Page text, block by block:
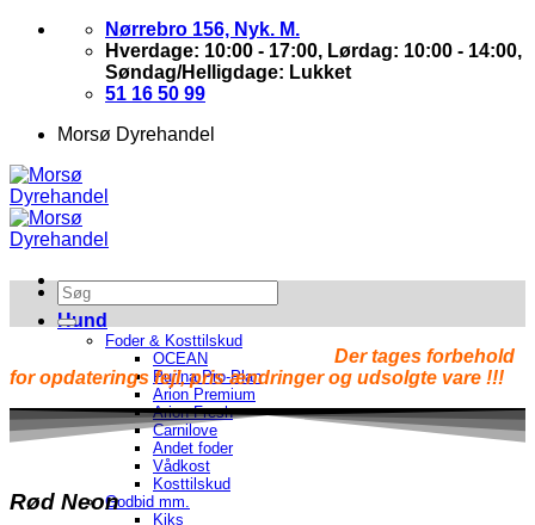
Skip
Nørrebro 156, Nyk. M.
Hverdage: 10:00 - 17:00, Lørdag: 10:00 - 14:00,
Søndag/Helligdage: Lukket
51 16 50 99
Morsø Dyrehandel
Hund
Foder & Kosttilskud
OCEAN
Purina Pro-Plan
Arion Premium
Arion Fresh
Carnilove
Andet foder
Vådkost
Kosttilskud
Godbid mm.
Kiks
Der tages forbehold
for opdaterings fejl, pris ændringer og udsolgte vare !!!
Rød Neon